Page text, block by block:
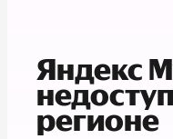
Яндекс
регионе